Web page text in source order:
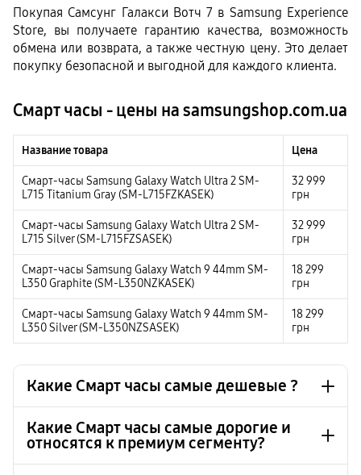
Покупая Самсунг Галакси Вотч 7 в Samsung Experience
Store, вы получаете гарантию качества, возможность
обмена или возврата, а также честную цену. Это делает
покупку безопасной и выгодной для каждого клиента.
Смарт часы - цены на samsungshop.com.ua
Название товара Цена
Смарт-часы Samsung Galaxy Watch Ultra 2 SM-
L715 Titanium Gray (SM-L715FZKASEK)
32 999
грн
Смарт-часы Samsung Galaxy Watch Ultra 2 SM-
L715 Silver (SM-L715FZSASEK)
32 999
грн
Смарт-часы Samsung Galaxy Watch 9 44mm SM-
L350 Graphite (SM-L350NZKASEK)
18 299
грн
Смарт-часы Samsung Galaxy Watch 9 44mm SM-
L350 Silver (SM-L350NZSASEK)
18 299
грн
Какие Смарт часы самые дешевые ?
Смарт-часы, фитнес-браслет Samsung Galaxy Fit3
Silver (SM-R390NZSASEK)
1 999 грн
Какие Смарт часы самые дорогие и
относятся к премиум сегменту?